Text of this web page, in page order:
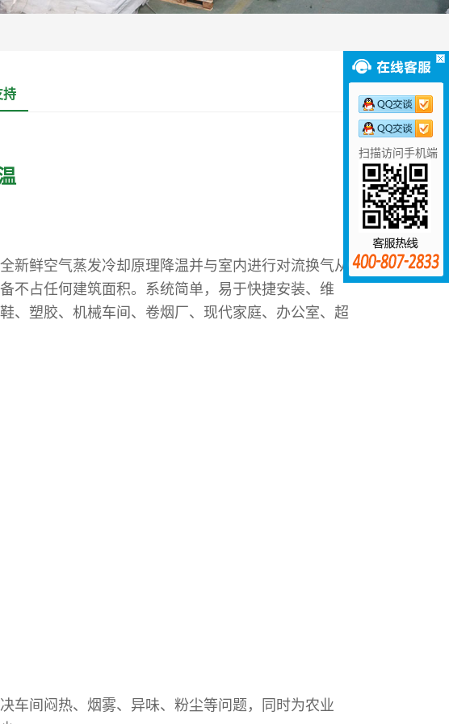
持
新鲜空气蒸发冷却原理降温并与室内进行对流换气从
不占任何建筑面积。系统简单，易于快捷安装、维
、塑胶、机械车间、卷烟厂、现代家庭、办公室、超
车间闷热、烟雾、异味、粉尘等问题，同时为农业
扫描访问手机端